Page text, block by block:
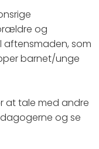
og
aftensmaden, som
barnet/unge
at tale med andre
og se